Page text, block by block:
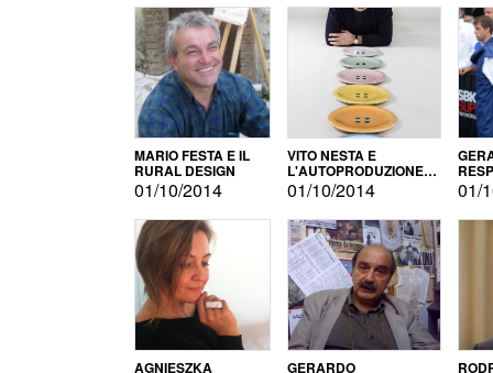
MARIO FESTA E IL
RURAL DESIGN
01/10/2014
VITO NESTA E
L'AUTOPRODUZIONE
COME RECUPERO DEI
SIMBOLI
01/10/2014 01/
AGNIESZKA GERARDO